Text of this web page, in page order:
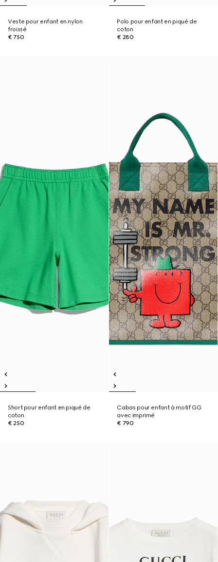
Veste pour enfant en nylon
froissé
€ 750
Polo pour enfant en piqué de
coton
€ 280
Short pour enfant en piqué de
coton
€ 250
Cabas pour enfant à motif GG
avec imprimé
€ 790